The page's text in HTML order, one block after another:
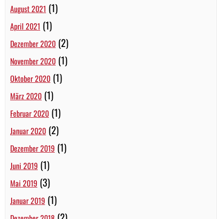
August 2021 (1)
April 2021 (1)
Dezember 2020 (2)
November 2020 (1)
Oktober 2020 (1)
März 2020 (1)
Februar 2020 (1)
Januar 2020 (2)
Dezember 2019 (1)
Juni 2019 (1)
Mai 2019 (3)
Januar 2019 (1)